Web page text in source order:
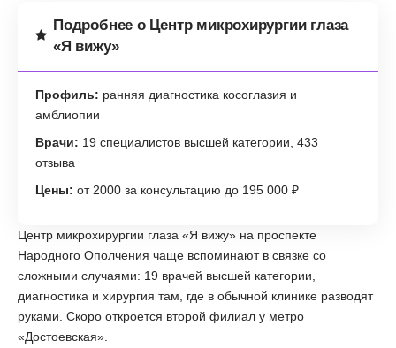
Подробнее о Центр микрохирургии глаза
«Я вижу»
Профиль: ранняя диагностика косоглазия и
амблиопии
Врачи: 19 специалистов высшей категории, 433
отзыва
Цены: от 2000 за консультацию до 195 000 ₽
Центр микрохирургии глаза «Я вижу» на проспекте
Народного Ополчения чаще вспоминают в связке со
сложными случаями: 19 врачей высшей категории,
диагностика и хирургия там, где в обычной клинике разводят
руками. Скоро откроется второй филиал у метро
«Достоевская».